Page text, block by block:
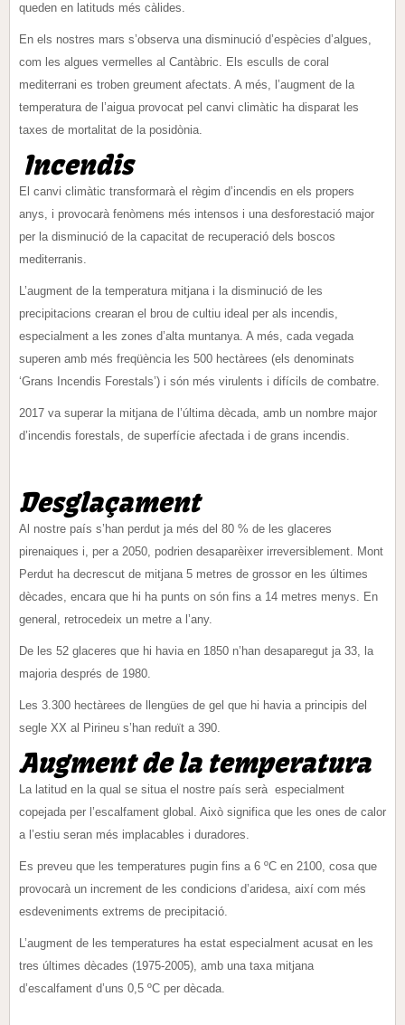
queden en latituds més càlides.
En els nostres mars s’observa una disminució d’espècies d’algues,
com les algues vermelles al Cantàbric. Els esculls de coral
mediterrani es troben greument afectats. A més, l’augment de la
temperatura de l’aigua provocat pel canvi climàtic ha disparat les
taxes de mortalitat de la posidònia.
Incendis
El canvi climàtic transformarà el règim d’incendis en els propers
anys, i provocarà fenòmens més intensos i una desforestació major
per la disminució de la capacitat de recuperació dels boscos
mediterranis.
L’augment de la temperatura mitjana i la disminució de les
precipitacions crearan el brou de cultiu ideal per als incendis,
especialment a les zones d’alta muntanya. A més, cada vegada
superen amb més freqüència les 500 hectàrees (els denominats
‘Grans Incendis Forestals’) i són més virulents i difícils de combatre.
2017 va superar la mitjana de l’última dècada, amb un nombre major
d’incendis forestals, de superfície afectada i de grans incendis.
Desglaçament
Al nostre país s’han perdut ja més del 80 % de les glaceres
pirenaiques i, per a 2050, podrien desaparèixer irreversiblement. Mont
Perdut ha decrescut de mitjana 5 metres de grossor en les últimes
dècades, encara que hi ha punts on són fins a 14 metres menys. En
general, retrocedeix un metre a l’any.
De les 52 glaceres que hi havia en 1850 n’han desaparegut ja 33, la
majoria després de 1980.
Les 3.300 hectàrees de llengües de gel que hi havia a principis del
segle XX al Pirineu s’han reduït a 390.
Augment de la temperatura
La latitud en la qual se situa el nostre país serà especialment
copejada per l’escalfament global. Això significa que les ones de calor
a l’estiu seran més implacables i duradores.
Es preveu que les temperatures pugin fins a 6 ºC en 2100, cosa que
provocarà un increment de les condicions d’aridesa, així com més
esdeveniments extrems de precipitació.
L’augment de les temperatures ha estat especialment acusat en les
tres últimes dècades (1975-2005), amb una taxa mitjana
d’escalfament d’uns 0,5 ºC per dècada.